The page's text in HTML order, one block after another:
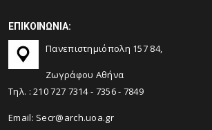
ΕΠΙΚΟΙΝΩΝΙΑ:
Πανεπιστημιόπολη 157 84,
Ζωγράφου Αθήνα
Τηλ. :210 727 7314- 7356- 7849
Email: Secr@arch.uoa.gr